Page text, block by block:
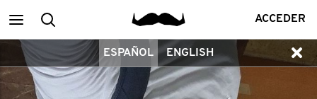
Main
menu
Buscar ACCEDER
ESPAÑOL ENGLISH